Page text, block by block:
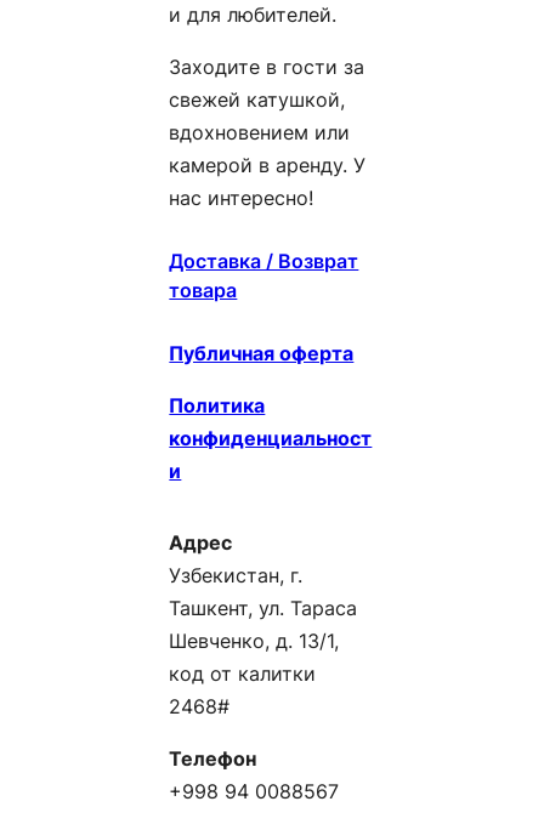
и для любителей.
Заходите в гости за
свежей катушкой,
вдохновением или
камерой в аренду. У
нас интересно!
Доставка / Возврат
товара
Публичная оферта
Политика
конфиденциальност
и
Адрес
Узбекистан, г.
Ташкент, ул. Тараса
Шевченко, д. 13/1,
код от калитки
2468#
Телефон
+998 94 0088567